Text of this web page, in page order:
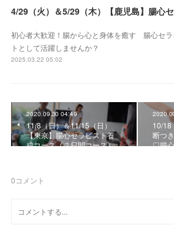
初心者大歓迎！腸から心と身体を癒す 腸心セラ
トとして活躍しませんか？
2025.03.22 05:02
2020.09.30 04:49
11/8（日）＆11/15（日）
【東京】腸心セラピスト養
成コース《２日間コース》
10/18
断つ
♡腸
0コメント